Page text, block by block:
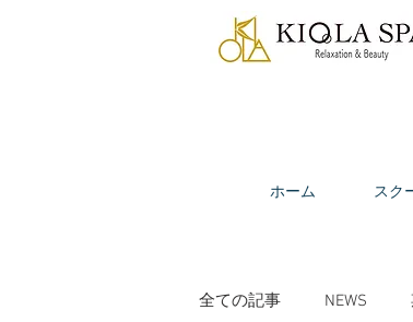
ホーム スク
全ての記事 NEWS